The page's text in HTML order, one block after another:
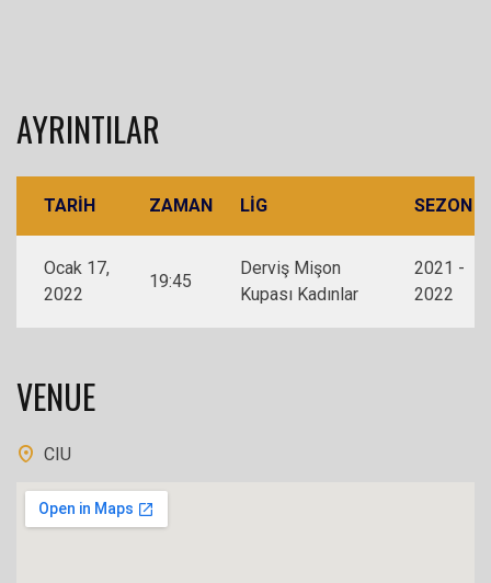
AYRINTILAR
TARIH ZAMAN LIG SEZON
Ocak 17,
2022
19:45
Derviş Mişon
Kupası Kadınlar
2021 -
2022
VENUE
CIU